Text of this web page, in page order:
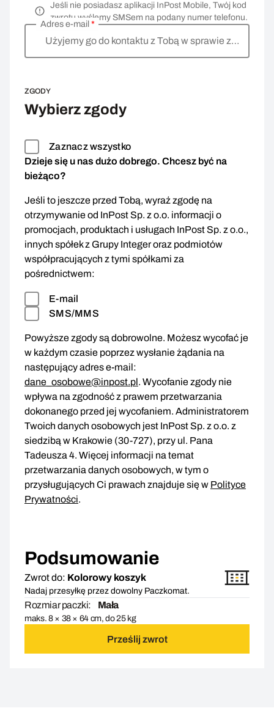
Jeśli nie posiadasz aplikacji InPost Mobile, Twój kod
zwrotu wyślemy SMSem na podany numer telefonu.
Użyjemy go do kontaktu z Tobą w sprawie zwrotu
Adres e-mail *
ZGODY
Wybierz zgody
Zaznacz wszystko
Dzieje się u nas dużo dobrego. Chcesz być na
bieżąco?
Jeśli to jeszcze przed Tobą, wyraź zgodę na
otrzymywanie od InPost Sp. z o.o. informacji o
promocjach, produktach i usługach InPost Sp. z o.o.,
innych spółek z Grupy Integer oraz podmiotów
współpracujących z tymi spółkami za
pośrednictwem:
E-mail
SMS/MMS
Powyższe zgody są dobrowolne. Możesz wycofać je
w każdym czasie poprzez wysłanie żądania na
następujący adres e-mail:
dane_osobowe@inpost.pl. Wycofanie zgody nie
wpływa na zgodność z prawem przetwarzania
dokonanego przed jej wycofaniem. Administratorem
Twoich danych osobowych jest InPost Sp. z o.o. z
siedzibą w Krakowie (30-727), przy ul. Pana
Tadeusza 4. Więcej informacji na temat
przetwarzania danych osobowych, w tym o
przysługujących Ci prawach znajduje się w Polityce
Prywatności.
Podsumowanie
Zwrot do: Kolorowy koszyk
Nadaj przesyłkę przez dowolny Paczkomat.
Rozmiar paczki: Mała
maks. 8 × 38 × 64 cm, do 25 kg
Prześlij zwrot